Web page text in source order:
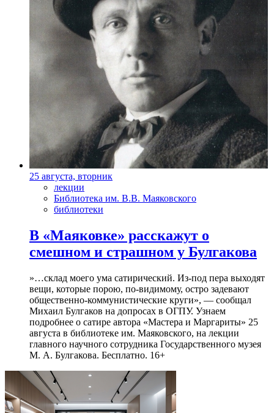
25 августа, вторник
лекции
Библиотека им. В.В. Маяковского
библиотеки
В «Маяковке» расскажут о
смешном и страшном у Булгакова
»…склад моего ума сатирический. Из-под пера выходят
вещи, которые порою, по-видимому, остро задевают
общественно-коммунистические круги», — сообщал
Михаил Булгаков на допросах в ОГПУ. Узнаем
подробнее о сатире автора «Мастера и Маргариты» 25
августа в библиотеке им. Маяковского, на лекции
главного научного сотрудника Государственного музея
М. А. Булгакова. Бесплатно. 16+